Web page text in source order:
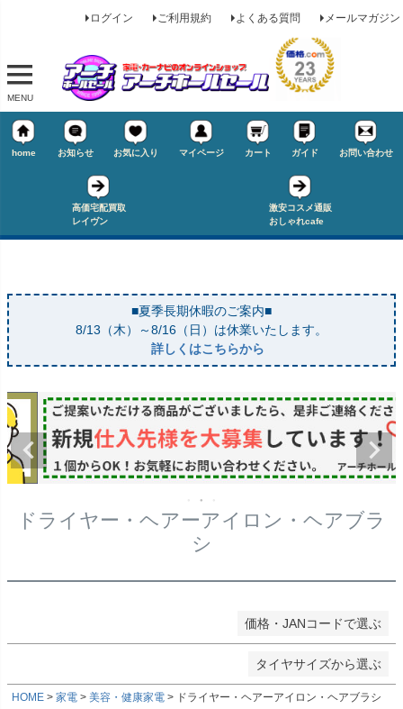
ログイン ご利用規約 よくある質問 メールマガジン
MENU
home お知らせ お気に入り マイページ カート ガイド お問い合わせ
高価宅配買取
レイヴン
激安コスメ通販
おしゃれcafe
■夏季長期休暇のご案内■
8/13（木）～8/16（日）は休業いたします。
詳しくはこちらから
ドライヤー・ヘアーアイロン・ヘアブラ
シ
価格・JANコードで選ぶ
価格
〜
在庫なし商品
在庫なし商品を表示しない
商品番号/JANコード
検索
タイヤサイズから選ぶ
★タイヤ幅
HOME 家電 美容・健康家電 ドライヤー・ヘアーアイロン・ヘアブラシ